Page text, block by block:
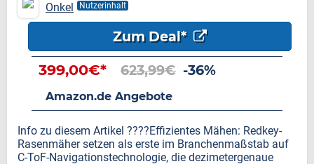
Onkel Nutzerinhalt
Zum Deal*
399,00€* 623,99€ -36%
Amazon.de Angebote
Info zu diesem Artikel ????Effizientes Mähen: Redkey-
Rasenmäher setzen als erste im Branchenmaßstab auf
C-ToF-Navigationstechnologie, die dezimetergenaue